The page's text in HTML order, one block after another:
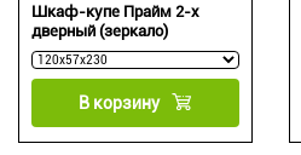
Шкаф-купе Прайм 2-х
дверный (зеркало)
В корзину